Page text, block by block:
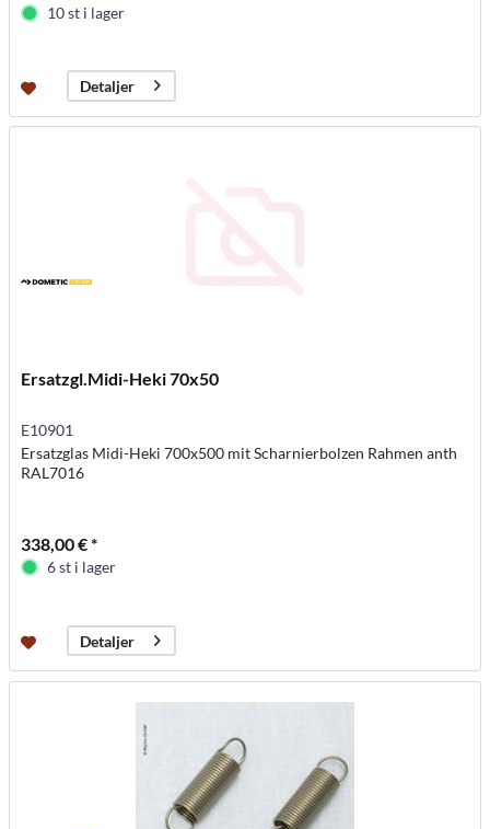
10 st i lager
Detaljer
Ersatzgl.Midi-Heki 70x50
E10901
Ersatzglas Midi-Heki 700x500 mit Scharnierbolzen Rahmen anth
RAL7016
338,00 € *
6 st i lager
Detaljer